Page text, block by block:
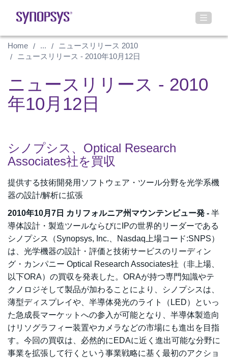
Home ...
ニュースリリース 2010
ニュースリリース - 2010年10月12日
ニュースリリース - 2010
年10月12日
シノプシス、Optical Research
Associates社を買収
提供する技術開発用ソフトウェア・ツール分野を光学系機
器の設計/解析に拡張
2010年10月7日 カリフォルニア州マウンテンビュー発 - 半
導体設計・製造ツールならびにIPの世界的リーダーである
シノプシス（Synopsys, Inc.、Nasdaq上場コード:SNPS）
は、光学機器の設計・評価と技術サービスのリーディン
グ・カンパニー Optical Research Associates社（非上場、
以下ORA）の買収を発表した。ORAが持つ専門知識やテ
クノロジそして製品が加わることにより、シノプシスは、
薄型ディスプレイや、半導体発光のライト（LED）といっ
た急成長マーケットへの参入が可能となり、半導体製造向
けリソグラフィー装置やカメラなどの市場にも進出を目指
す。今回の買収は、必然的にEDAに近く進出可能な分野に
事業を拡張して行くという事業戦略に基く最初のアクショ